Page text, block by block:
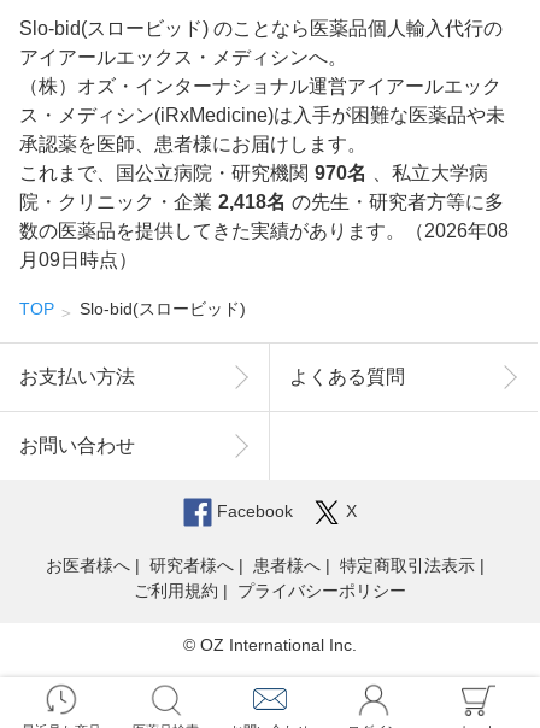
Slo-bid(スロービッド) のことなら医薬品個人輸入代行の
アイアールエックス・メディシンへ。
（株）オズ・インターナショナル運営アイアールエック
ス・メディシン(iRxMedicine)は入手が困難な医薬品や未
承認薬を医師、患者様にお届けします。
これまで、国公立病院・研究機関 970名
、私立大学病
院・クリニック・企業 2,418名 の先生・研究者方等に多
数の医薬品を提供してきた実績があります。（2026年08
月09日時点）
TOP Slo-bid(スロービッド)
お支払い方法 よくある質問
お問い合わせ
Facebook X
お医者様へ 研究者様へ 患者様へ
特定商取引法表示
ご利用規約
プライバシーポリシー
© OZ International Inc.